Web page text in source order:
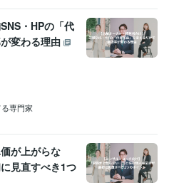
・HPの「代
変わる理由
専門家
が上がらな
見直すべき1つ